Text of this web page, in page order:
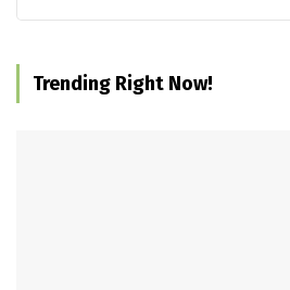
Trending Right Now!